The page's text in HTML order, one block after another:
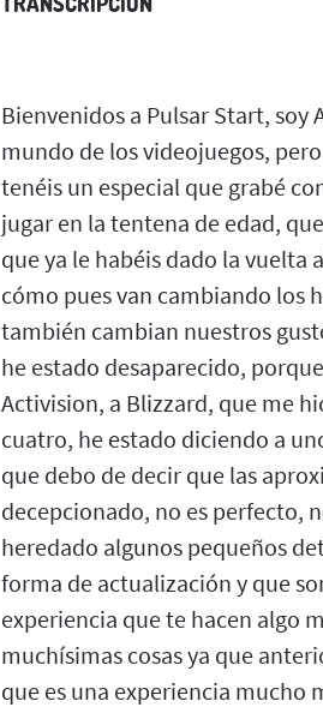
Bienvenidos a Pulsar Start, soy
mundo de los videojuegos,
tenéis un especial que grabé
jugar en la tentena de edad,
que ya le habéis dado la vuelta
cómo pues van cambiando los
también cambian nuestros
he estado desaparecido,
Activision, a Blizzard, que me
cuatro, he estado diciendo a
que debo de decir que las
decepcionado, no es perfecto,
heredado algunos pequeños
forma de actualización y que
experiencia que te hacen algo
muchísimas cosas ya que
que es una experiencia mucho